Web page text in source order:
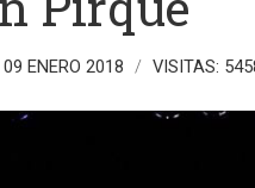
09 ENERO 2018 VISITAS: